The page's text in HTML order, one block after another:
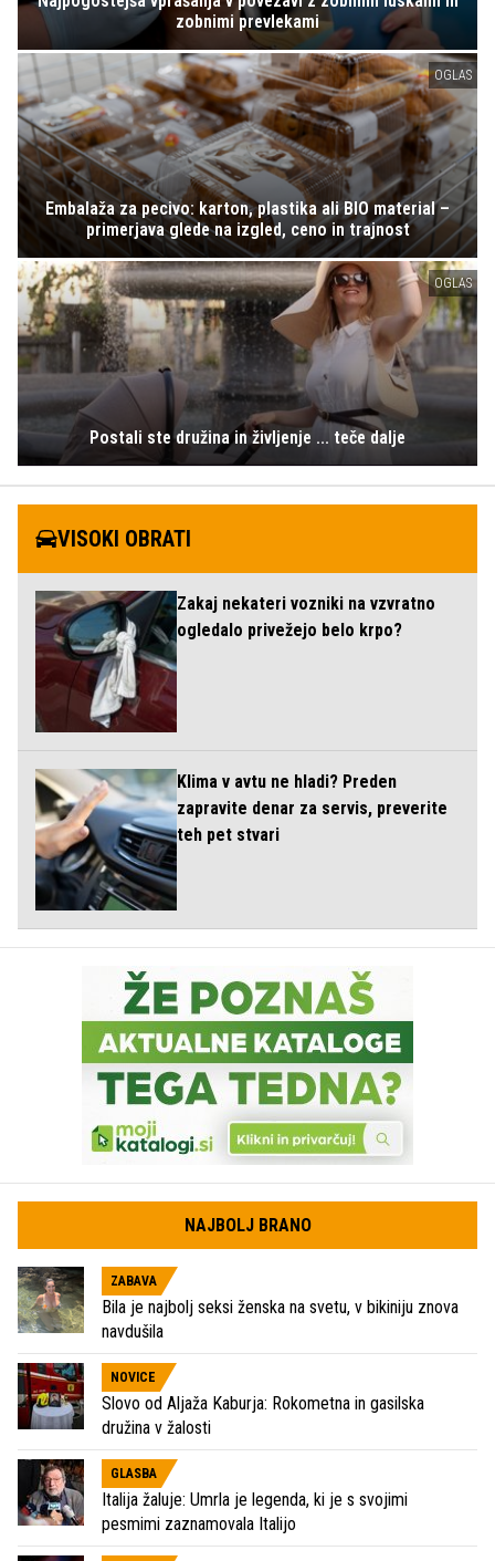
zobnimi prevlekami
OGLAS
Embalaža za pecivo: karton, plastika ali BIO material –
primerjava glede na izgled, ceno in trajnost
OGLAS
Postali ste družina in življenje ... teče dalje
VISOKI OBRATI
Zakaj nekateri vozniki na vzvratno
ogledalo privežejo belo krpo?
Klima v avtu ne hladi? Preden
zapravite denar za servis, preverite
teh pet stvari
NAJBOLJ BRANO
ZABAVA
Bila je najbolj seksi ženska na svetu, v bikiniju znova
navdušila
NOVICE
Slovo od Aljaža Kaburja: Rokometna in gasilska
družina v žalosti
GLASBA
Italija žaluje: Umrla je legenda, ki je s svojimi
pesmimi zaznamovala Italijo